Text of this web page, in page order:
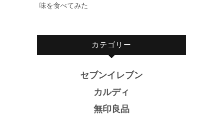
味を食べてみた
カテゴリー
セブンイレブン
カルディ
無印良品